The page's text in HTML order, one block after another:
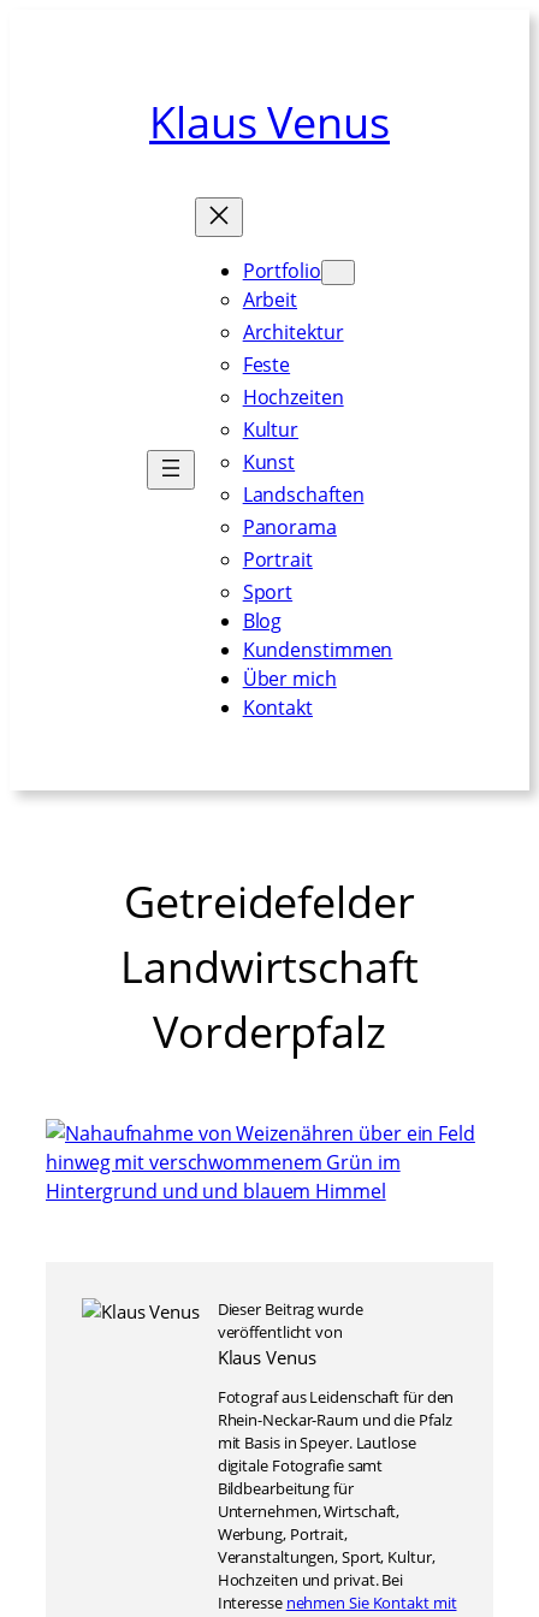
Klaus Venus
Portfolio
Arbeit
Architektur
Feste
Hochzeiten
Kultur
Kunst
Landschaften
Panorama
Portrait
Sport
Blog
Kundenstimmen
Über mich
Kontakt
Getreidefelder
Landwirtschaft
Vorderpfalz
Dieser Beitrag wurde
veröffentlicht von
Klaus Venus
Fotograf aus Leidenschaft für den
Rhein-Neckar-Raum und die Pfalz
mit Basis in Speyer. Lautlose
digitale Fotografie samt
Bildbearbeitung für
Unternehmen, Wirtschaft,
Werbung, Portrait,
Veranstaltungen, Sport, Kultur,
Hochzeiten und privat. Bei
Interesse nehmen Sie Kontakt mit